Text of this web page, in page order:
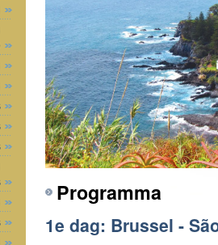
Programma
1e dag: Brussel -